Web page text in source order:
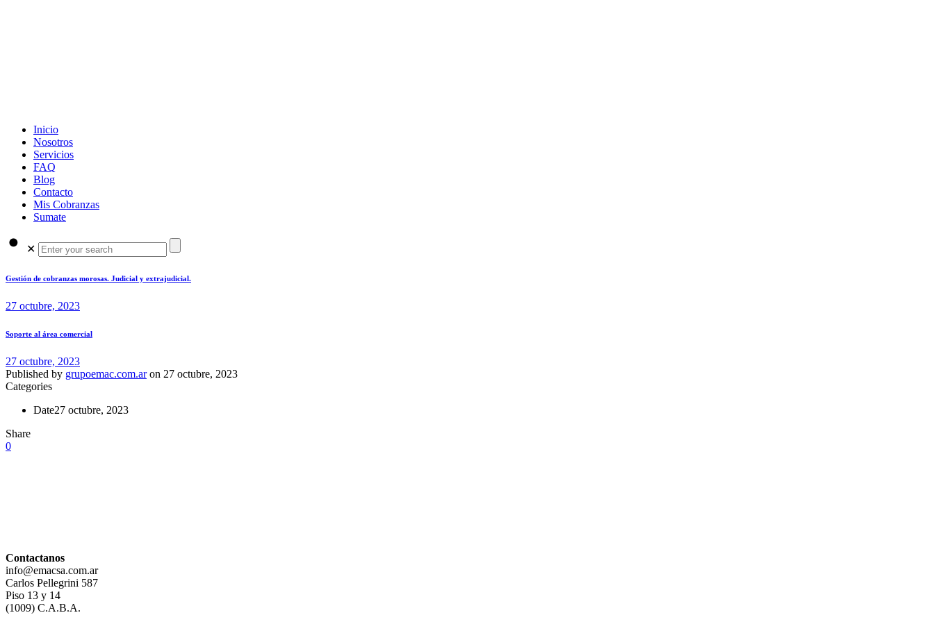
Inicio
Nosotros
Servicios
FAQ
Blog
Contacto
Mis Cobranzas
Sumate
✕
Gestión de cobranzas morosas. Judicial y extrajudicial.
27 octubre, 2023
Soporte al área comercial
27 octubre, 2023
Published by grupoemac.com.ar on 27 octubre, 2023
Categories
Date27 octubre, 2023
Share
0
Contactanos
info@emacsa.com.ar
Carlos Pellegrini 587
Piso 13 y 14
(1009) C.A.B.A.